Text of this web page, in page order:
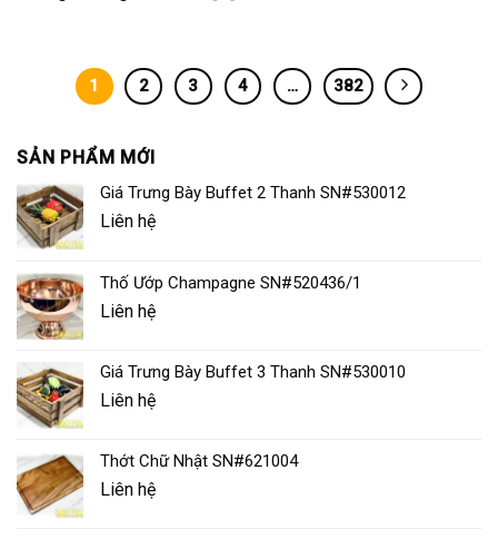
1 2 3 4 … 382
SẢN PHẨM MỚI
Giá Trưng Bày Buffet 2 Thanh SN#530012
Liên hệ
Thố Ướp Champagne SN#520436/1
Liên hệ
Giá Trưng Bày Buffet 3 Thanh SN#530010
Liên hệ
Thớt Chữ Nhật SN#621004
Liên hệ